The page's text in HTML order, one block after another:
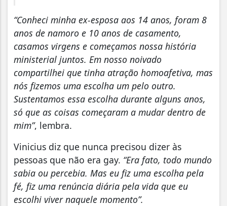
“Conheci minha ex-esposa aos 14 anos, foram 8
anos de namoro e 10 anos de casamento,
casamos virgens e começamos nossa história
ministerial juntos. Em nosso noivado
compartilhei que tinha atração homoafetiva, mas
nós fizemos uma escolha um pelo outro.
Sustentamos essa escolha durante alguns anos,
só que as coisas começaram a mudar dentro de
mim”, lembra.
Vinicius diz que nunca precisou dizer às
pessoas que não era gay. “Era fato, todo mundo
sabia ou percebia. Mas eu fiz uma escolha pela
fé, fiz uma renúncia diária pela vida que eu
escolhi viver naquele momento”.